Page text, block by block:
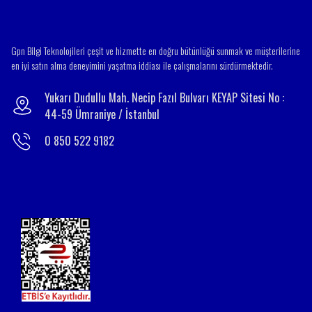
Gpn Bilgi Teknolojileri çeşit ve hizmette en doğru bütünlüğü sunmak ve müşterilerine
en iyi satın alma deneyimini yaşatma iddiası ile çalışmalarını sürdürmektedir.
Yukarı Dudullu Mah. Necip Fazıl Bulvarı KEYAP Sitesi No :
44-59 Ümraniye / İstanbul
0 850 522 9182